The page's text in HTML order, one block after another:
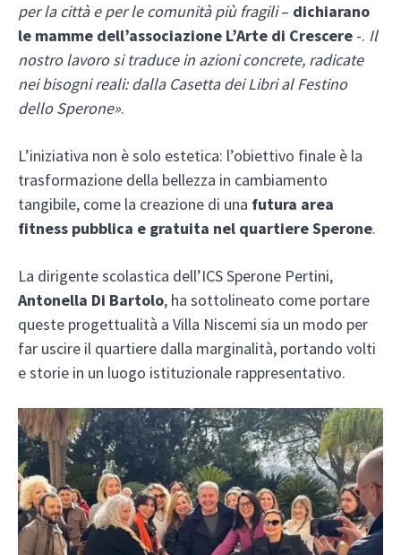
per la città e per le comunità più fragili– dichiarano
le mamme dell’associazione L’Arte di Crescere -. Il
nostro lavoro si traduce in azioni concrete, radicate
nei bisogni reali: dalla Casetta dei Libri al Festino
dello Sperone».
L’iniziativa non è solo estetica: l’obiettivo finale è la
trasformazione della bellezza in cambiamento
tangibile, come la creazione di una futura area
fitness pubblica e gratuita nel quartiere Sperone.
La dirigente scolastica dell’ICS Sperone Pertini,
Antonella Di Bartolo, ha sottolineato come portare
queste progettualità a Villa Niscemi sia un modo per
far uscire il quartiere dalla marginalità, portando volti
e storie in un luogo istituzionale rappresentativo.